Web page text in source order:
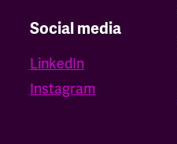
Social media
LinkedIn
Instagram